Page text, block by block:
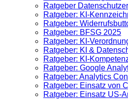
Ratgeber
Ratgeber: KI-
Ratgeber:
Ratgeber: BFSG 2025
Ratgeber: KI-
Ratgeber: KI &
Ratgeber: KI-
Ratgeber: Google
Ratgeber: Analytics
Ratgeber: Einsatz von
Ratgeber: Einsatz US-